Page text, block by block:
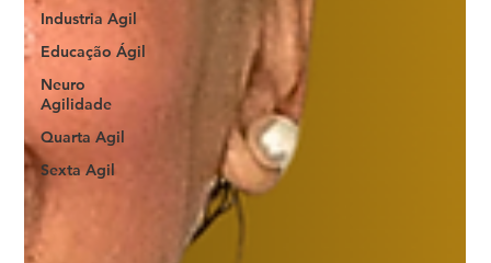
Industria Agil
Educação Ágil
Neuro
Agilidade
Quarta Agil
Sexta Agil